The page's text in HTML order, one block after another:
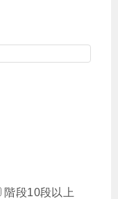
階段10段以上